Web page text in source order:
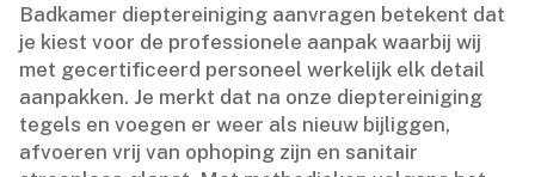
Badkamer dieptereiniging aanvragen betekent dat
je kiest voor de professionele aanpak waarbij wij
met gecertificeerd personeel werkelijk elk detail
aanpakken.​ Je merkt dat na onze dieptereiniging
tegels en voegen er weer als nieuw bijliggen,
afvoeren vrij van ophoping zijn en sanitair